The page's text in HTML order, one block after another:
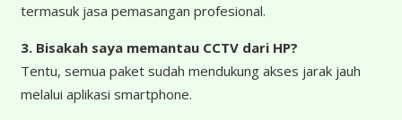
termasuk jasa pemasangan profesional.
3. Bisakah saya memantau CCTV dari HP?
Tentu, semua paket sudah mendukung akses jarak jauh
melalui aplikasi smartphone.